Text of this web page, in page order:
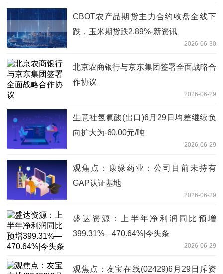
CBOT农产品期货主力合约收盘全线下
跌，玉米期货跌2.89%-新资讯
2026-06-30
北京农商银行与京东集团签署全面战略合
作协议
2026-06-29
生意社氢氟酸(出口)6月29日均差继续负
向扩大为-60.00元/吨
2026-06-29
观焦点：康缘药业：公司目前未持有
GAP认证基地
2026-06-29
盛达资源：上半年净利润同比预增
399.31%—470.64%|今头条
2026-06-29
观焦点：友宝在线(02429)6月29日斥资